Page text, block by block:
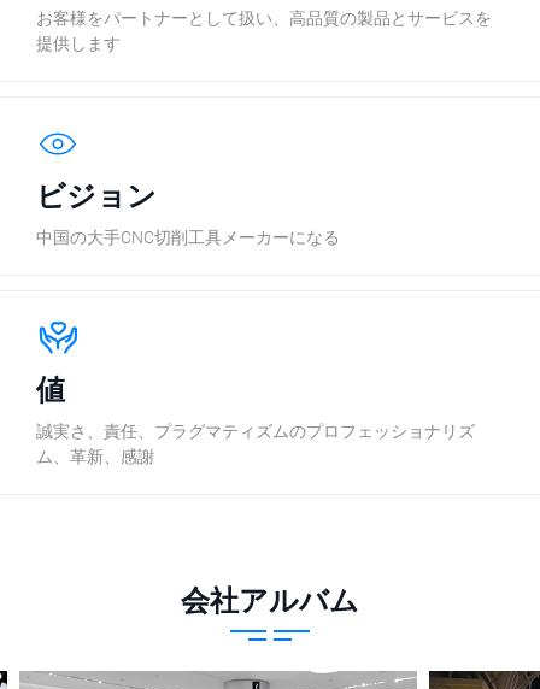
お客様をパートナーとして扱い、高品質の製品とサービスを
提供します
ビジョン
中国の大手CNC切削工具メーカーになる
値
誠実さ、責任、プラグマティズムのプロフェッショナリズ
ム、革新、感謝
会社アルバム